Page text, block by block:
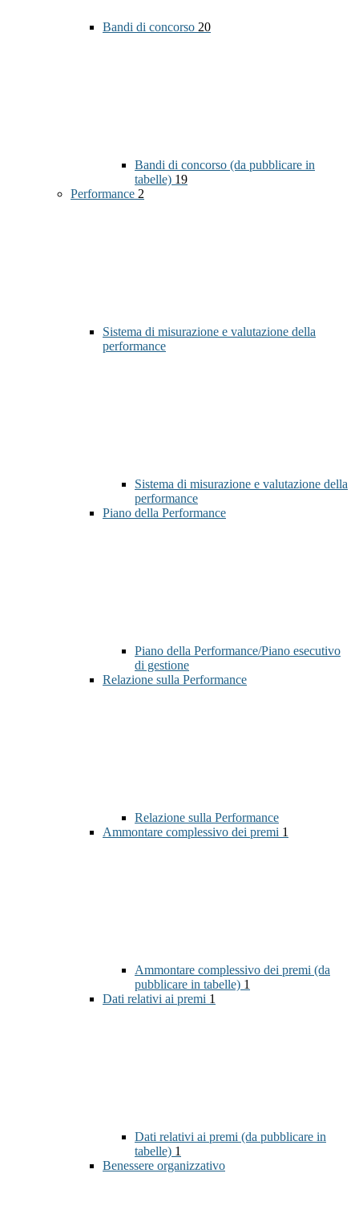
Bandi di concorso 20
Bandi di concorso (da pubblicare in
tabelle) 19
Performance 2
Sistema di misurazione e valutazione della
performance
Sistema di misurazione e valutazione della
performance
Piano della Performance
Piano della Performance/Piano esecutivo
di gestione
Relazione sulla Performance
Relazione sulla Performance
Ammontare complessivo dei premi 1
Ammontare complessivo dei premi (da
pubblicare in tabelle) 1
Dati relativi ai premi 1
Dati relativi ai premi (da pubblicare in
tabelle) 1
Benessere organizzativo